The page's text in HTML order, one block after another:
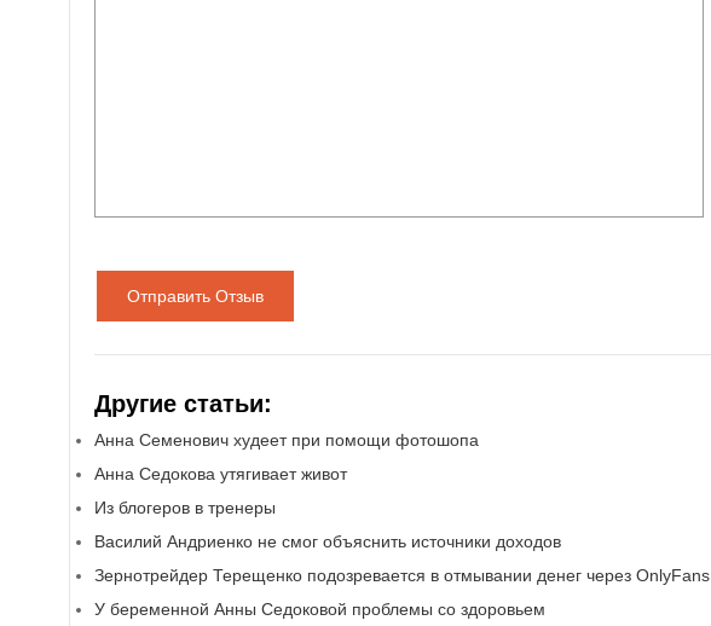
Отправить Отзыв
Другие статьи:
Анна Семенович худеет при помощи фотошопа
Анна Седокова утягивает живот
Из блогеров в тренеры
Василий Андриенко не смог объяснить источники доходов
Зернотрейдер Терещенко подозревается в отмывании денег через OnlyFans
У беременной Анны Седоковой проблемы со здоровьем